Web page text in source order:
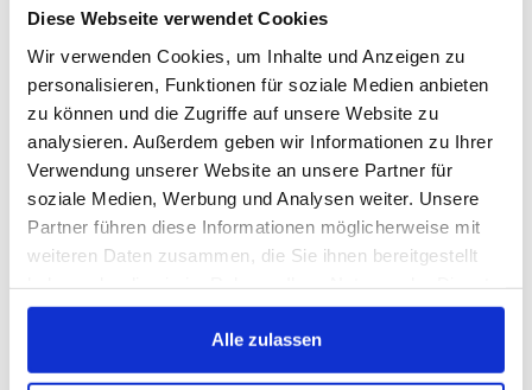
Diese Webseite verwendet Cookies
Wir verwenden Cookies, um Inhalte und Anzeigen zu
personalisieren, Funktionen für soziale Medien anbieten
zu können und die Zugriffe auf unsere Website zu
analysieren. Außerdem geben wir Informationen zu Ihrer
Verwendung unserer Website an unsere Partner für
soziale Medien, Werbung und Analysen weiter. Unsere
Partner führen diese Informationen möglicherweise mit
weiteren Daten zusammen, die Sie ihnen bereitgestellt
gesammelt haben.
Alle zulassen
Highlights
Weiterlesen »